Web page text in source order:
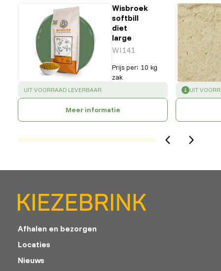
Wisbroek
softbill
diet
large
WI141
Prijs per: 10 kg
zak
SUCCESS:
UIT VOORRAAD LEVERBAAR
Meer informatie
SUCCESS:
UIT
Afhalen en bezorgen
Locaties
Nieuws